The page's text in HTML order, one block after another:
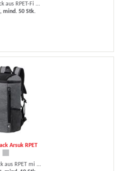
aus RPET-Fi ...
mind. 50 Stk.
Arsuk RPET
aus RPET mi ...